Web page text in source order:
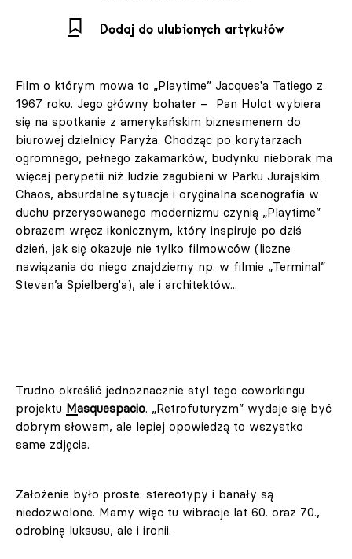
Dodaj do ulubionych artykułów
Film o którym mowa to „Playtime” Jacques'a Tatiego z
1967 roku. Jego główny bohater – Pan Hulot wybiera
się na spotkanie z amerykańskim biznesmenem do
biurowej dzielnicy Paryża. Chodząc po korytarzach
ogromnego, pełnego zakamarków, budynku nieborak ma
więcej perypetii niż ludzie zagubieni w Parku Jurajskim.
Chaos, absurdalne sytuacje i oryginalna scenografia w
duchu przerysowanego modernizmu czynią „Playtime”
obrazem wręcz ikonicznym, który inspiruje po dziś
dzień, jak się okazuje nie tylko filmowców (liczne
nawiązania do niego znajdziemy np. w filmie „Terminal”
Steven’a Spielberg'a), ale i architektów...
Trudno określić jednoznacznie styl tego coworkingu
projektu Masquespacio. „Retrofuturyzm” wydaje się być
dobrym słowem, ale lepiej opowiedzą to wszystko
same zdjęcia.
Założenie było proste: stereotypy i banały są
niedozwolone. Mamy więc tu wibracje lat 60. oraz 70.,
odrobinę luksusu, ale i ironii.